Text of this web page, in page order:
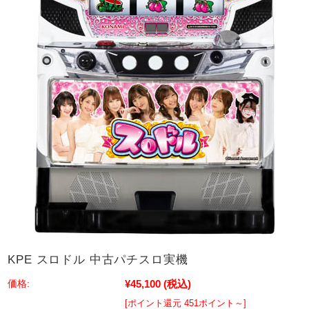
KPE スロドル 中古パチスロ実機
価格: ¥45,100 (税込)
[ポイント還元 451ポイント～]